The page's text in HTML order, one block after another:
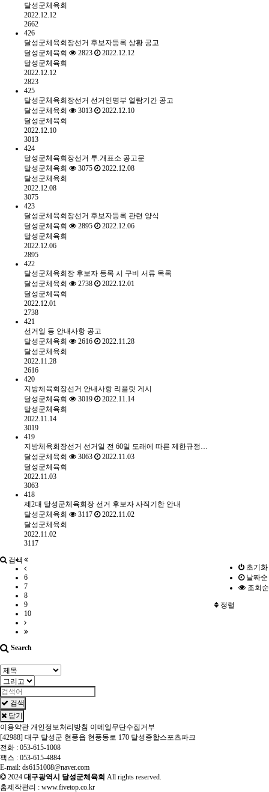
달성군체육회
2022.12.12
2662
426
달성군체육회장선거 후보자등록 상황 공고
달성군체육회
2823
2022.12.12
달성군체육회
2022.12.12
2823
425
달성군체육회장선거 선거인명부 열람기간 공고
달성군체육회
3013
2022.12.10
달성군체육회
2022.12.10
3013
424
달성군체육회장선거 투.개표소 공고문
달성군체육회
3075
2022.12.08
달성군체육회
2022.12.08
3075
423
달성군체육회장선거 후보자등록 관련 양식
달성군체육회
2895
2022.12.06
달성군체육회
2022.12.06
2895
422
달성군체육회장 후보자 등록 시 구비 서류 목록
달성군체육회
2738
2022.12.01
달성군체육회
2022.12.01
2738
421
선거일 등 안내사항 공고
달성군체육회
2616
2022.11.28
달성군체육회
2022.11.28
2616
420
지방체육회장선거 안내사항 리플릿 게시
달성군체육회
3019
2022.11.14
달성군체육회
2022.11.14
3019
419
지방체육회장선거 선거일 전 60일 도래에 따른 제한규정…
달성군체육회
3063
2022.11.03
달성군체육회
2022.11.03
3063
418
제2대 달성군체육회장 선거 후보자 사직기한 안내
달성군체육회
3117
2022.11.02
달성군체육회
2022.11.02
3117
초기화
날짜순
조회순
정렬
검색
6
7
8
9
10
Search
검색
닫기
이용약관 개인정보처리방침 이메일무단수집거부
[42988] 대구 달성군 현풍읍 현풍동로 170 달성종합스포츠파크
전화 : 053-615-1008
팩스 : 053-615-4884
E-mail: ds6151008@naver.com
2024 대구광역시 달성군체육회 All rights reserved.
홈제작관리 : www.fivetop.co.kr